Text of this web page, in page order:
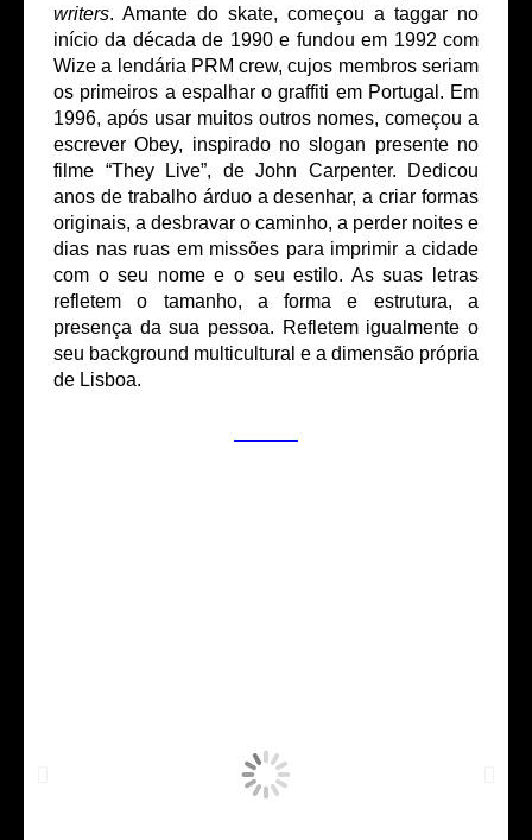
writers. Amante do skate, começou a taggar no
início da década de 1990 e fundou em 1992 com
Wize a lendária PRM crew, cujos membros seriam
os primeiros a espalhar o graffiti em Portugal. Em
1996, após usar muitos outros nomes, começou a
escrever Obey, inspirado no slogan presente no
filme “They Live”, de John Carpenter. Dedicou
anos de trabalho árduo a desenhar, a criar formas
originais, a desbravar o caminho, a perder noites e
dias nas ruas em missões para imprimir a cidade
com o seu nome e o seu estilo. As suas letras
refletem o tamanho, a forma e estrutura, a
presença da sua pessoa. Refletem igualmente o
seu background multicultural e a dimensão própria
de Lisboa.